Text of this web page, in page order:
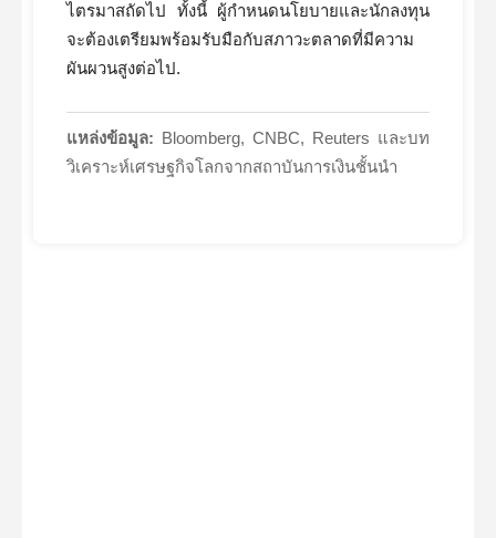
ไตรมาสถัดไป ทั้งนี้ ผู้กำหนดนโยบายและนักลงทุน
จะต้องเตรียมพร้อมรับมือกับสภาวะตลาดที่มีความ
ผันผวนสูงต่อไป.
แหล่งข้อมูล: Bloomberg, CNBC, Reuters และบท
วิเคราะห์เศรษฐกิจโลกจากสถาบันการเงินชั้นนำ